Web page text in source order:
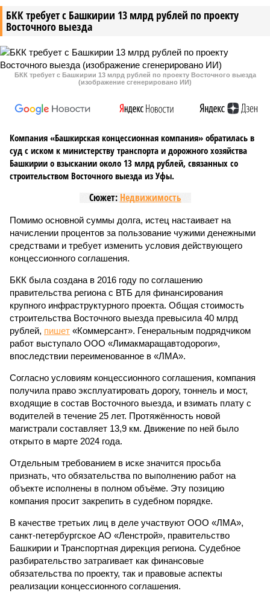
БКК требует с Башкирии 13 млрд рублей по проекту
Восточного выезда
БКК требует с Башкирии 13 млрд рублей по проекту Восточного выезда
(изображение сгенерировано ИИ)
Компания «Башкирская концессионная компания» обратилась в
суд с иском к министерству транспорта и дорожного хозяйства
Башкирии о взыскании около 13 млрд рублей, связанных со
строительством Восточного выезда из Уфы.
Сюжет: Недвижимость
Помимо основной суммы долга, истец настаивает на
начислении процентов за пользование чужими денежными
средствами и требует изменить условия действующего
концессионного соглашения.
БКК была создана в 2016 году по соглашению
правительства региона с ВТБ для финансирования
крупного инфраструктурного проекта. Общая стоимость
строительства Восточного выезда превысила 40 млрд
рублей, пишет «Коммерсант». Генеральным подрядчиком
работ выступало ООО «Лимакмаращавтодороги»,
впоследствии переименованное в «ЛМА».
Согласно условиям концессионного соглашения, компания
получила право эксплуатировать дорогу, тоннель и мост,
входящие в состав Восточного выезда, и взимать плату с
водителей в течение 25 лет. Протяжённость новой
магистрали составляет 13,9 км. Движение по ней было
открыто в марте 2024 года.
Отдельным требованием в иске значится просьба
признать, что обязательства по выполнению работ на
объекте исполнены в полном объёме. Эту позицию
компания просит закрепить в судебном порядке.
В качестве третьих лиц в деле участвуют ООО «ЛМА»,
санкт-петербургское АО «Ленстрой», правительство
Башкирии и Транспортная дирекция региона. Судебное
разбирательство затрагивает как финансовые
обязательства по проекту, так и правовые аспекты
реализации концессионного соглашения.